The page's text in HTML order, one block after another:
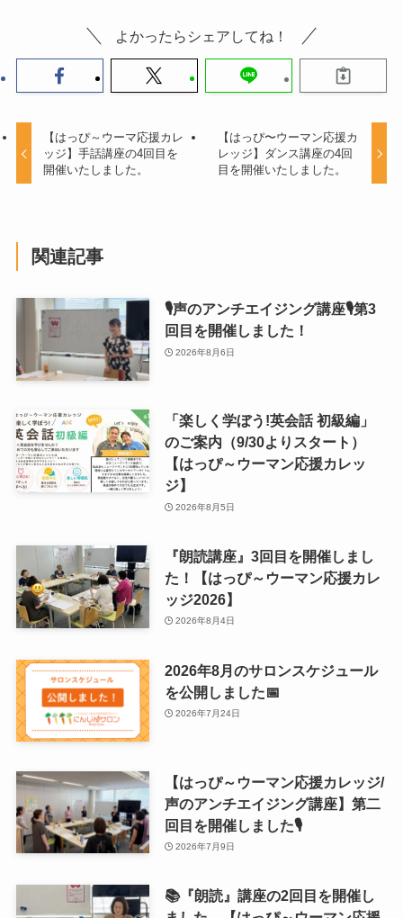
よかったらシェアしてね！
【はっぴ～ウーマ応援カレ
ッジ】手話講座の4回目を
開催いたしました。
【はっぴ〜ウーマン応援カ
レッジ】ダンス講座の4回
目を開催いたしました。
関連記事
🎙声のアンチエイジング講座🎙第3
回目を開催しました！
2026年8月6日
「楽しく学ぼう!英会話 初級編」
のご案内（9/30よりスタート）
【はっぴ～ウーマン応援カレッ
ジ】
2026年8月5日
『朗読講座』3回目を開催しまし
た！【はっぴ～ウーマン応援カレ
ッジ2026】
2026年8月4日
2026年8月のサロンスケジュール
を公開しました📅
2026年7月24日
【はっぴ～ウーマン応援カレッジ/
声のアンチエイジング講座】第二
回目を開催しました🎙
2026年7月9日
📚『朗読』講座の2回目を開催し